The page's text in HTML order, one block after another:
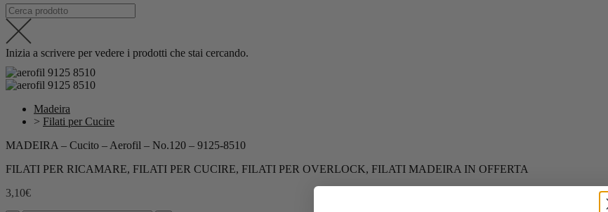
Inizia a scrivere per vedere i prodotti che stai cercando.
Madeira
> Filati per Cucire
MADEIRA – Cucito – Aerofil – No.120 – 9125-8510
FILATI PER RICAMARE, FILATI PER CUCIRE, FILATI PER OVERLOCK, FILATI MADEIRA IN OFFERTA
3,10€